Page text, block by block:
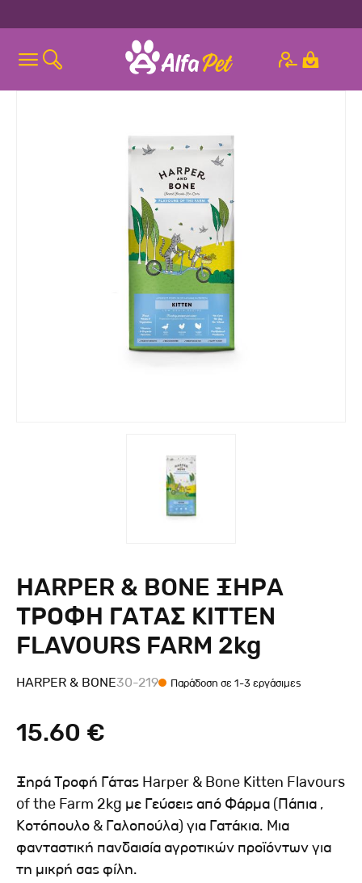
HARPER & BONE ΞΗΡΑ
ΤΡΟΦΗ ΓΑΤΑΣ KITTEN
FLAVOURS FARM 2kg
HARPER & BONE30-219 Παράδοση σε 1-3 εργάσιμες
15.60 €
Ξηρά Τροφή Γάτας Harper & Bone Kitten Flavours
of the Farm 2kg με Γεύσεις από Φάρμα (Πάπια ,
Κοτόπουλο & Γαλοπούλα) για Γατάκια. Μια
φανταστική πανδαισία αγροτικών προϊόντων για
τη μικρή σας φίλη.